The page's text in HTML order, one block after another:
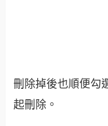
刪除掉後也順便勾
起刪除。